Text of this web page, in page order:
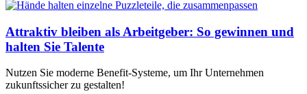
Attraktiv bleiben als Arbeitgeber: So gewinnen und
halten Sie Talente
Nutzen Sie moderne Benefit-Systeme, um Ihr Unternehmen
zukunftssicher zu gestalten!